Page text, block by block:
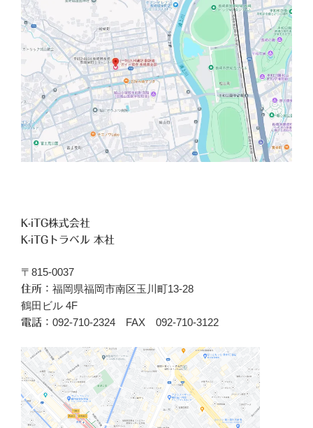
K-iTG株式会社
K-iTGトラベル 本社
〒815-0037
住所： 福岡県福岡市南区玉川町13-28
鶴田ビル 4F
電話： 092-710-2324 FAX 092-710-3122